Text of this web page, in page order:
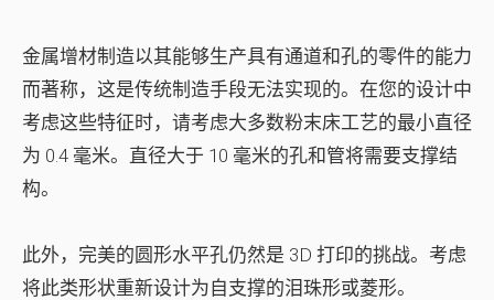
金属增材制造以其能够生产具有通道和孔的零件的能力
而著称，这是传统制造手段无法实现的。在您的设计中
考虑这些特征时，请考虑大多数粉末床工艺的最小直径
为 0.4 毫米。直径大于 10 毫米的孔和管将需要支撑结
构。
此外，完美的圆形水平孔仍然是 3D 打印的挑战。考虑
将此类形状重新设计为自支撑的泪珠形或菱形。